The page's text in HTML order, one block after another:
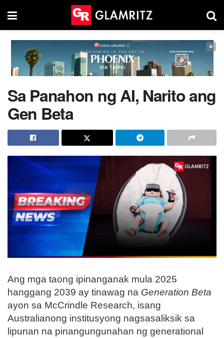
×
Sa Panahon ng AI, Narito ang
Gen Beta
Ang mga taong ipinanganak mula 2025
hanggang 2039 ay tinawag na Generation Beta
ayon sa McCrindle Research, isang
Australianong institusyong nagsasaliksik sa
lipunan na pinangungunahan ng generational